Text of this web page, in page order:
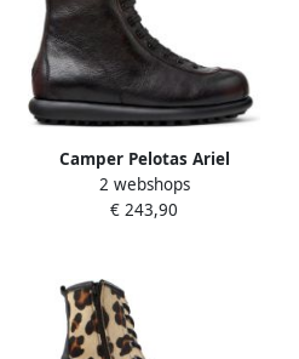
Camper Pelotas Ariel
Enkellaarsjes Pelotas Ariel
Damen Bordeaux Zwart
2 webshops
€ 243,90